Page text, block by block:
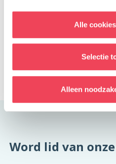
Alle
Selectie
Alleen
Meld je aan
Terug
Word lid van